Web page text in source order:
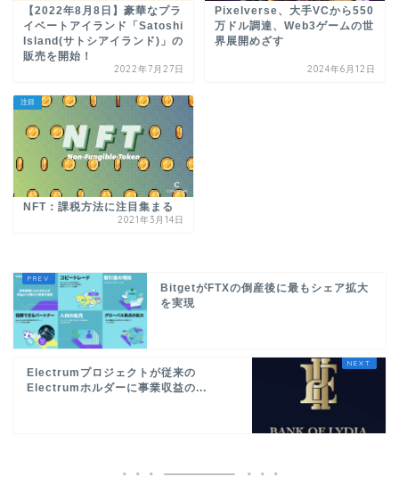
【2022年8月8日】豪華なプラ
イベートアイランド「Satoshi
Island(サトシアイランド)」の
販売を開始！
2022年7月27日
Pixelverse、大手VCから550
万ドル調達、Web3ゲームの世
界展開めざす
2024年6月12日
注目
NFT：課税方法に注目集まる
2021年3月14日
BitgetがFTXの倒産後に最もシェア拡大
を実現
Electrumプロジェクトが従来の
Electrumホルダーに事業収益の...